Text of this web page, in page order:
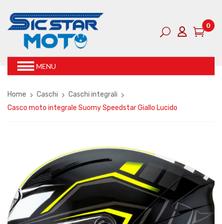
0
MENU
Home Caschi
Caschi integrali
Casco moto integrale Suomy Speedstar Giallo Lucido